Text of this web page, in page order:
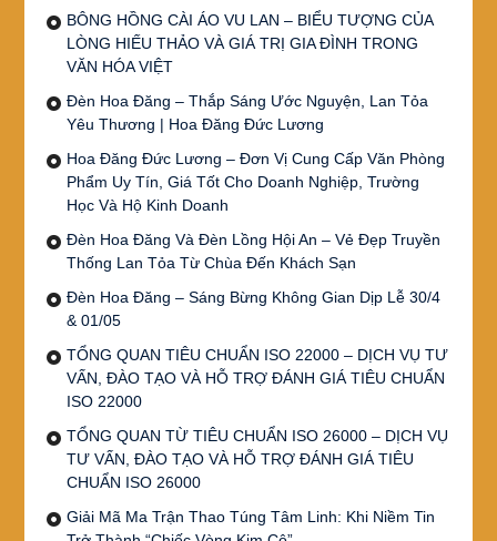
BÔNG HỒNG CÀI ÁO VU LAN – BIỂU TƯỢNG CỦA
LÒNG HIẾU THẢO VÀ GIÁ TRỊ GIA ĐÌNH TRONG
VĂN HÓA VIỆT
Đèn Hoa Đăng – Thắp Sáng Ước Nguyện, Lan Tỏa
Yêu Thương | Hoa Đăng Đức Lương
Hoa Đăng Đức Lương – Đơn Vị Cung Cấp Văn Phòng
Phẩm Uy Tín, Giá Tốt Cho Doanh Nghiệp, Trường
Học Và Hộ Kinh Doanh
Đèn Hoa Đăng Và Đèn Lồng Hội An – Vẻ Đẹp Truyền
Thống Lan Tỏa Từ Chùa Đến Khách Sạn
Đèn Hoa Đăng – Sáng Bừng Không Gian Dịp Lễ 30/4
& 01/05
TỔNG QUAN TIÊU CHUẨN ISO 22000 – DỊCH VỤ TƯ
VẤN, ĐÀO TẠO VÀ HỖ TRỢ ĐÁNH GIÁ TIÊU CHUẨN
ISO 22000
TỔNG QUAN TỪ TIÊU CHUẨN ISO 26000 – DỊCH VỤ
TƯ VẤN, ĐÀO TẠO VÀ HỖ TRỢ ĐÁNH GIÁ TIÊU
CHUẨN ISO 26000
Giải Mã Ma Trận Thao Túng Tâm Linh: Khi Niềm Tin